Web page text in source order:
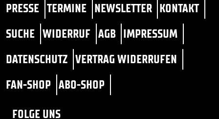
PRESSE TERMINE NEWSLETTER KONTAKT
SUCHE WIDERRUF AGB IMPRESSUM
DATENSCHUTZ VERTRAG WIDERRUFEN
FAN-SHOP ABO-SHOP
FOLGE UNS